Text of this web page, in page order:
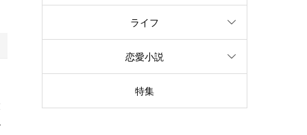
ライフ
恋愛小説
特集